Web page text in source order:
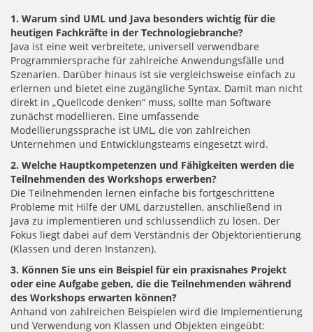
1. Warum sind UML und Java besonders wichtig für die
heutigen Fachkräfte in der Technologiebranche?
Java ist eine weit verbreitete, universell verwendbare
Programmiersprache für zahlreiche Anwendungsfälle und
Szenarien. Darüber hinaus ist sie vergleichsweise einfach zu
erlernen und bietet eine zugängliche Syntax. Damit man nicht
direkt in „Quellcode denken“ muss, sollte man Software
zunächst modellieren. Eine umfassende
Modellierungssprache ist UML, die von zahlreichen
Unternehmen und Entwicklungsteams eingesetzt wird.
2. Welche Hauptkompetenzen und Fähigkeiten werden die
Teilnehmenden des Workshops erwerben?
Die Teilnehmenden lernen einfache bis fortgeschrittene
Probleme mit Hilfe der UML darzustellen, anschließend in
Java zu implementieren und schlussendlich zu lösen. Der
Fokus liegt dabei auf dem Verständnis der Objektorientierung
(Klassen und deren Instanzen).
3. Können Sie uns ein Beispiel für ein praxisnahes Projekt
oder eine Aufgabe geben, die die Teilnehmenden während
des Workshops erwarten können?
Anhand von zahlreichen Beispielen wird die Implementierung
und Verwendung von Klassen und Objekten eingeübt: